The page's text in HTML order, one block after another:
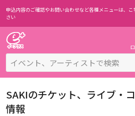
申込内容のご確認やお問い合わせなど各種メニューは、
さい
SAKIのチケット、ライブ・
情報